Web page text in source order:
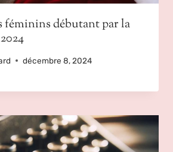
féminins débutant par la
décembre 8, 2024